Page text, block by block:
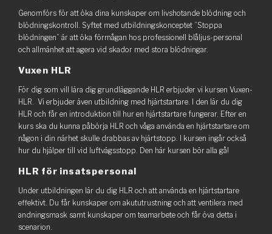
Genomförs för att öka dina kunskaper om livshotande blödning och
blödningskontroll. Syftet med utbildningskonceptet ”Stoppa
blödningen” är att öka förmågan hos professionell blåljus-personal
och allmänhet att agera vid skador med stora blödningar.
Vuxen HLR
För dig som vill lära dig grundläggande HLR erbjuder vi kursen Vuxen-
HLR. Vi erbjuder även utbildning med hjärtstartare. I den lär du dig
HLR och får en introduktion till hur en hjärtstartare fungerar. Efter en
kurs ska du kunna påbörja HLR och våga använda en hjärtstartare om
någon i din närhet skulle drabbas av hjärtstopp. I kursen ingår också
hur du hjälper till vid luftvägsstopp. Den här kursen bör alla gå!
HLR för insatspersonal
Under utbildningen lär du dig HLR och att använda en hjärtstartare
effektivt. Du får kunskaper om akututrustning och att ventilera med
andningsmask samt kunskaper om teamarbete och får öva detta i
scenarion.